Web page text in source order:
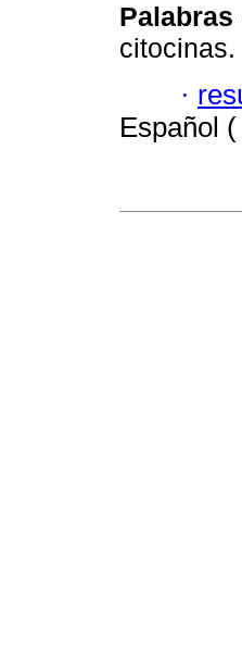
Palabras
citocinas.
·
Español (